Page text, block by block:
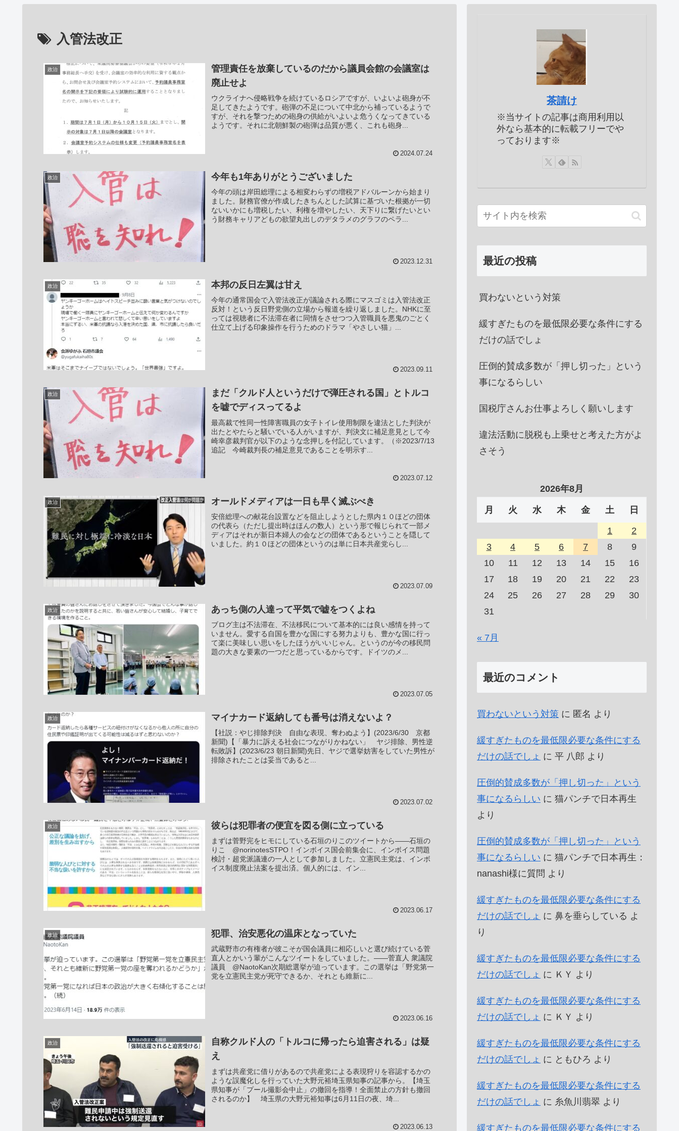
入管法改正
政治
管理責任を放棄しているのだから議員会館の会議室は
廃止せよ
ウクライナへ侵略戦争を続けているロシアですが、いよいよ砲身が不
足してきたようです。砲弾の不足について中北から補っているようで
すが、それを撃つための砲身の供給がいよいよ危うくなってきている
ようです。それに北朝鮮製の砲弾は品質が悪く、これも砲身...
2024.07.24
政治 今年も1年ありがとうございました
今年の頭は岸田総理による相変わらずの増税アドバルーンから始まり
ました。財務官僚が作成したきちんとした試算に基づいた根拠が一切
ないいかにも増税したい、利権を増やしたい、天下りに繋げたいとい
う財務キャリアどもの欲望丸出しのデタラメのグラフのペラ...
2023.12.31
政治 本邦の反日左翼は甘え
今年の通常国会で入管法改正が議論される際にマスゴミは入管法改正
反対！という反日野党側の立場から報道を繰り返しました。NHKに至
っては視聴者に不法滞在者に同情をさせつつ入管職員を悪鬼のごとく
仕立て上げる印象操作を行うためのドラマ「やさしい猫」...
2023.09.11
政治
まだ「クルド人というだけで弾圧される国」とトルコ
を嘘でディスってるよ
最高裁で性同一性障害職員の女子トイレ使用制限を違法とした判決が
出たとやたらと騒いでいる人がいますが、判決文に補足意見として今
崎幸彦裁判官が以下のような念押しを付記しています。（※2023/7/13
追記 今崎裁判長の補足意見であることを明示す...
2023.07.12
政治 オールドメディアは一日も早く滅ぶべき
安倍総理への献花台設置などを阻止しようとした県内１０ほどの団体
の代表ら（ただし提出時はほんの数人）という形で報じられて一部メ
ディアはそれが新日本婦人の会などの団体であるということを隠して
いました。約１０ほどの団体というのは単に日本共産党らし...
2023.07.09
政治 あっち側の人達って平気で嘘をつくよね
ブログ主は不法滞在、不法移民について基本的には良い感情を持って
いません。愛する自国を豊かな国にする努力よりも、豊かな国に行っ
て楽に美味しい思いをしたほうがいいじゃん。というのが今の移民問
題の大きな要素の一つだと思っているからです。ドイツのメ...
2023.07.05
政治 マイナカード返納しても番号は消えないよ？
【社説：やじ排除判決 自由な表現、奪わぬよう】(2023/6/30 京都
新聞)【「暴力に訴える社会につながりかねない」 ヤジ排除、男性逆
転敗訴】(2023/6/23 朝日新聞)先日、ヤジで選挙妨害をしていた男性が
排除されたことは妥当であると...
2023.07.02
政治 彼らは犯罪者の便宜を図る側に立っている
まずは菅野完をヒモにしている石垣のりこのツイートから――石垣の
りこ @norinotesSTPO！インボイス国会前集会に、インボイス問題
検討・超党派議連の一人として参加しました。立憲民主党は、インボ
イス制度廃止法案を提出済。個人的には、イン...
2023.06.17
政治 犯罪、治安悪化の温床となっていた
武蔵野市の有権者が彼こそが国会議員に相応しいと選び続けている菅
直人とかいう輩がこんなツイートをしていました。――菅直人 衆議院
議員 @NaotoKan次期総選挙が迫っています。この選挙は「野党第一
党を立憲民主党が死守できるか、それとも維新に...
2023.06.16
政治
自称クルド人の「トルコに帰ったら迫害される」は疑
え
まずは共産党に借りがあるので共産党による表現狩りを容認するかの
ような誤魔化しを行っていた大野元裕埼玉県知事の記事から。【埼玉
県知事が「プール撮影会中止」の撤回を指導！全面禁止の方針も撤回
されるのか】 埼玉県の大野元裕知事は6月11日の夜、埼...
2023.06.13
茶請け
※当サイトの記事は商用利用以
外なら基本的に転載フリーでや
っております※
最近の投稿
買わないという対策
緩すぎたものを最低限必要な条件にする
だけの話でしょ
圧倒的賛成多数が「押し切った」という
事になるらしい
国税庁さんお仕事よろしく願いします
違法活動に脱税も上乗せと考えた方がよ
さそう
2026年8月
月 火 水 木 金 土 日
1
2
3
4 5 6 7 8
9
10
11 12 13 14 15
16
17
18 19 20 21 22
23
24
25 26 27 28 29
30
31
« 7月
最近のコメント
買わないという対策 に 匿名 より
緩すぎたものを最低限必要な条件にする
だけの話でしょ に 平 八郎 より
圧倒的賛成多数が「押し切った」という
事になるらしい に 猫パンチで日本再生
より
圧倒的賛成多数が「押し切った」という
事になるらしい に 猫パンチで日本再生：
nanashi様に質問 より
緩すぎたものを最低限必要な条件にする
だけの話でしょ に 鼻を垂らしている よ
り
緩すぎたものを最低限必要な条件にする
だけの話でしょ に ＫＹ より
緩すぎたものを最低限必要な条件にする
だけの話でしょ に ＫＹ より
緩すぎたものを最低限必要な条件にする
だけの話でしょ に ともひろ より
緩すぎたものを最低限必要な条件にする
だけの話でしょ に 糸魚川翡翠 より
緩すぎたものを最低限必要な条件にする